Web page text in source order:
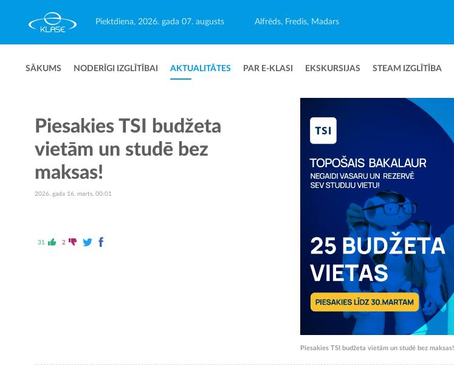
Piektdiena, 2026. gada 07. augusts Alfrēds, Fredis, Madars
SĀKUMS NODERĪGI IZGLĪTĪBAI AKTUALITĀTES PAR E-KLASI EKSKURSIJAS STEAM IZGLĪTĪBA
Piesakies TSI budžeta
vietām un studē bez
maksas!
2026. gada 16. marts, 00:01
31 2
Piesakies TSI budžeta vietām un studē bez maksas!